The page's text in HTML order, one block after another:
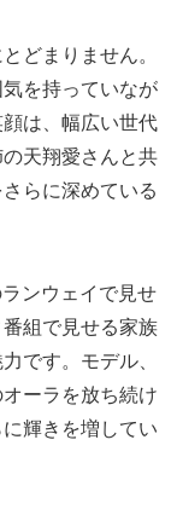
どまりません。
を持っていなが
は、幅広い世代
天翔愛さんと共
らに深めている
ンウェイで見せ
組で見せる家族
です。モデル、
ーラを放ち続け
輝きを増してい